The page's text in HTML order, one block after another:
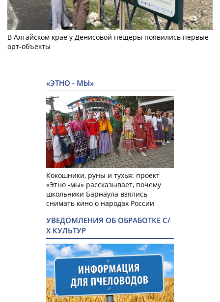
В Алтайском крае у Денисовой пещеры появились первые
арт-объекты
«ЭТНО - МЫ»
Кокошники, руны и тухья: проект
«Этно -мы» рассказывает, почему
школьники Барнаула взялись
снимать кино о народах России
УВЕДОМЛЕНИЯ ОБ ОБРАБОТКЕ С/
Х КУЛЬТУР